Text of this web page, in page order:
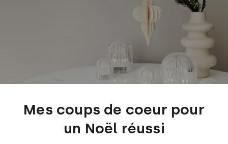
Mes coups de coeur pour
un Noël réussi